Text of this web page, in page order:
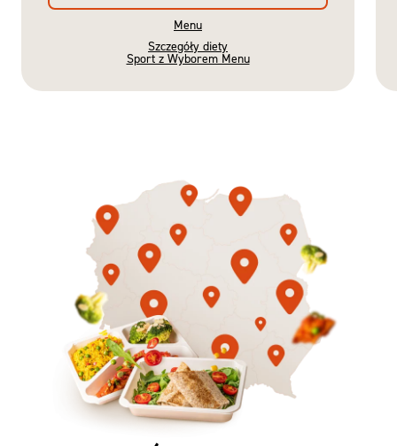
Menu
Szczegóły diety
Sport z Wyborem Menu
3 razy TAK
1500kcal - 2250kcal